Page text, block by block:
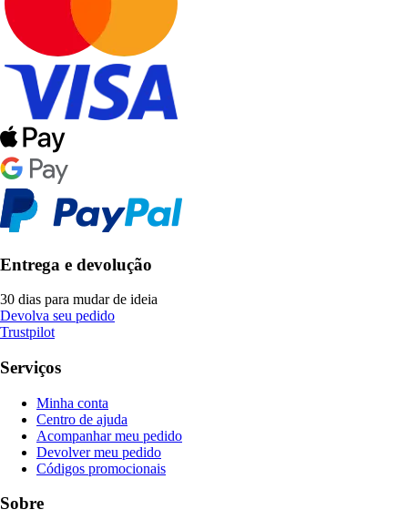
Entrega e devolução
30 dias para mudar de ideia
Devolva seu pedido
Trustpilot
Serviços
Minha conta
Centro de ajuda
Acompanhar meu pedido
Devolver meu pedido
Códigos promocionais
Sobre